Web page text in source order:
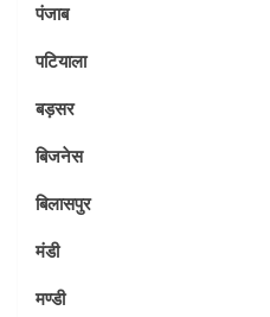
पंजाब
पटियाला
बड़सर
बिजनेस
बिलासपुर
मंडी
मण्डी